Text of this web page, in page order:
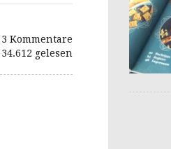
3 Kommentare
34.612 gelesen